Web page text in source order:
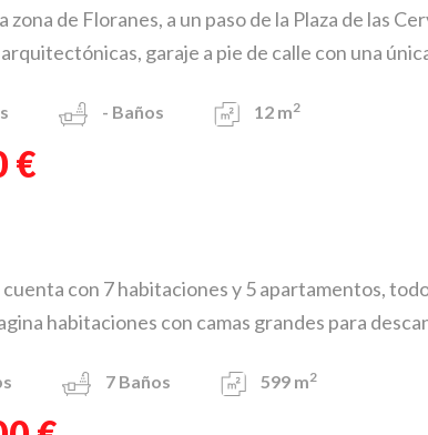
zona de Floranes, a un paso de la Plaza de las
garaje a pie de calle con una
- Baños 12 m2
€
cuenta con 7 habitaciones y 5 apartamentos,
habitaciones con camas grandes para
7 Baños 599 m2